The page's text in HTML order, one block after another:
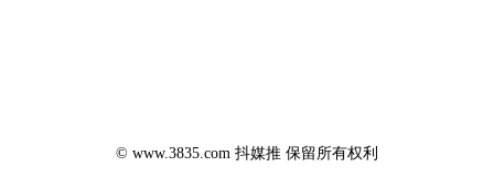
© www.3835.com 抖媒推 保留所有权利